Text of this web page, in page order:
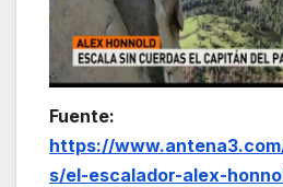
Fuente:
https://
s/el-escalador-alex-